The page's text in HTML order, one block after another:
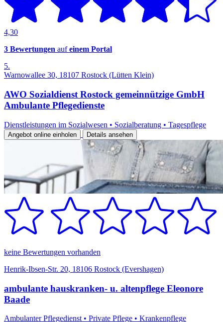
4,30
3 Bewertungen aufeinem Portal
5.
Warnowallee 30, 18107 Rostock (Lütten Klein)
AWO Sozialdienst Rostock gemeinnützige GmbH
Ambulante Pflegedienste
Dienstleistungen im Sozialwesen • Sozialberatung • Tagespflege
Angebot online einholen Details ansehen
keine Bewertungen vorhanden
Henrik-Ibsen-Str. 20, 18106 Rostock (Evershagen)
ambulante hauskranken- u. altenpflege Eleonore
Baade
Ambulanter Pflegedienst • Private Pflege • Krankenpflege